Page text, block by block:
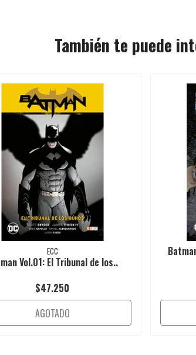
También te puede
ECC
Vol.01: El Tribunal de los..
$47.250
AGOTADO